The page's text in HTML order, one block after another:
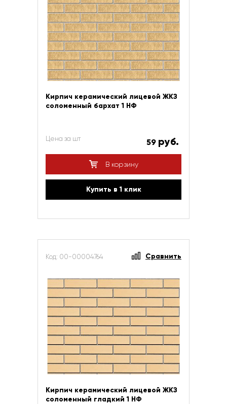
Кирпич керамический лицевой ЖКЗ
соломенный бархат 1 НФ
Цена за шт 59 руб.
В корзину
Купить в 1 клик
Код: 00-00004764 Сравнить
Кирпич керамический лицевой ЖКЗ
соломенный гладкий 1 НФ